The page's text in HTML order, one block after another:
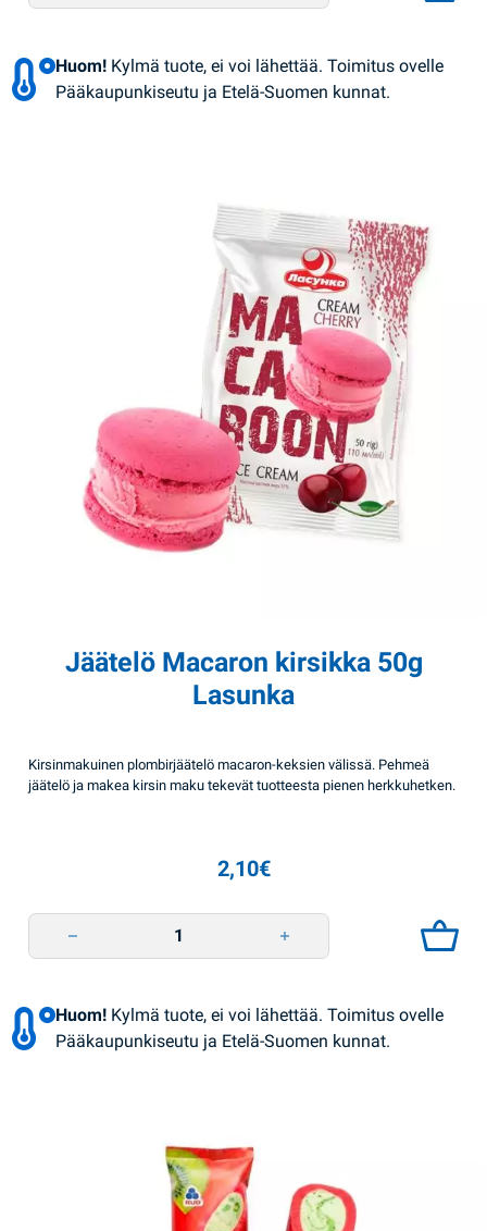
Huom! Kylmä tuote, ei voi lähettää. Toimitus ovelle
Pääkaupunkiseutu ja Etelä-Suomen kunnat.
Jäätelö Macaron kirsikka 50g
Lasunka
Kirsinmakuinen plombirjäätelö macaron-keksien välissä. Pehmeä
jäätelö ja makea kirsin maku tekevät tuotteesta pienen herkkuhetken.
2,10€
Huom! Kylmä tuote, ei voi lähettää. Toimitus ovelle
Pääkaupunkiseutu ja Etelä-Suomen kunnat.